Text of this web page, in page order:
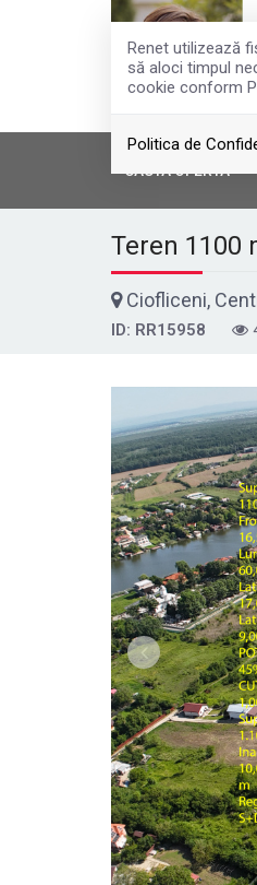
Renet utilizează
să aloci timpul
cookie conform
Politica de
CAUTA OFERTA
Teren 1100
Ciofliceni,
ID: RR15958